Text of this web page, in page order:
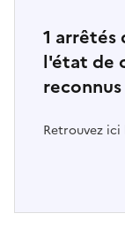
1 arrêtés
l'état de
Retrouvez